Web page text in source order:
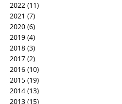
2022 (11)
2021 (7)
2020 (6)
2019 (4)
2018 (3)
2017 (2)
2016 (10)
2015 (19)
2014 (13)
2013 (15)